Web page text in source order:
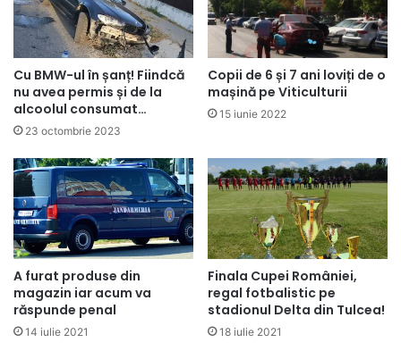
Cu BMW-ul în șanț! Fiindcă
nu avea permis și de la
alcoolul consumat…
23 octombrie 2023
Copii de 6 și 7 ani loviți de o
mașină pe Viticulturii
15 iunie 2022
A furat produse din
magazin iar acum va
răspunde penal
14 iulie 2021
Finala Cupei României,
regal fotbalistic pe
stadionul Delta din Tulcea!
18 iulie 2021